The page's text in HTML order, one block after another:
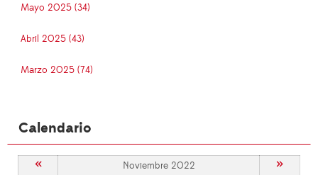
Mayo 2025 (34)
Abril 2025 (43)
Marzo 2025 (74)
Calendario
« Noviembre 2022 »